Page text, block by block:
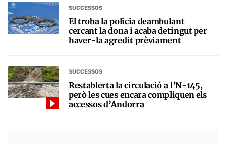
SUCCESSOS
El troba la policia deambulant
cercant la dona i acaba detingut per
haver-la agredit prèviament
SUCCESSOS
Restablerta la circulació a l’N-145,
però les cues encara compliquen els
accessos d’Andorra